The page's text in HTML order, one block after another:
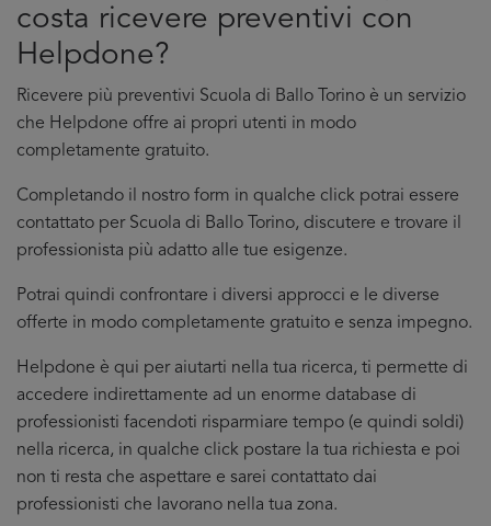
costa ricevere preventivi con
Helpdone?
Ricevere più preventivi Scuola di Ballo Torino è un servizio
che Helpdone offre ai propri utenti in modo
completamente gratuito.
Completando il nostro form in qualche click potrai essere
contattato per Scuola di Ballo Torino, discutere e trovare il
professionista più adatto alle tue esigenze.
Potrai quindi confrontare i diversi approcci e le diverse
offerte in modo completamente gratuito e senza impegno.
Helpdone è qui per aiutarti nella tua ricerca, ti permette di
accedere indirettamente ad un enorme database di
professionisti facendoti risparmiare tempo (e quindi soldi)
nella ricerca, in qualche click postare la tua richiesta e poi
non ti resta che aspettare e sarei contattato dai
professionisti che lavorano nella tua zona.